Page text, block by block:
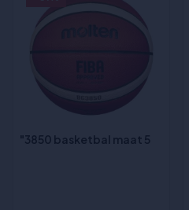
"3850 basketbal maat 5